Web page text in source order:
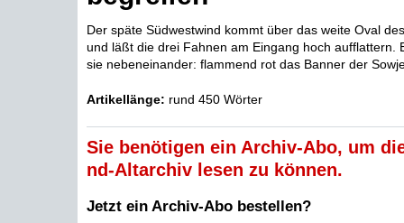
Der späte Südwestwind kommt über das weite Oval
und läßt die drei Fahnen am Eingang hoch aufflattern.
sie nebeneinander: flammend rot das Banner der
Artikellänge: rund 450 Wörter
Sie benötigen ein Archiv-Abo, um
nd-Altarchiv lesen zu können.
Jetzt ein Archiv-Abo bestellen?